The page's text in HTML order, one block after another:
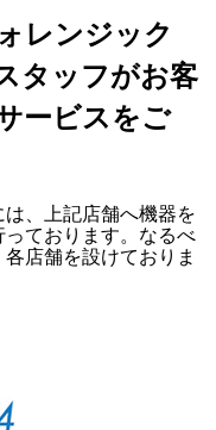
レンジック
タッフがお客
ービスをご
、上記店舗へ機器を
ております。なるべ
店舗を設けておりま